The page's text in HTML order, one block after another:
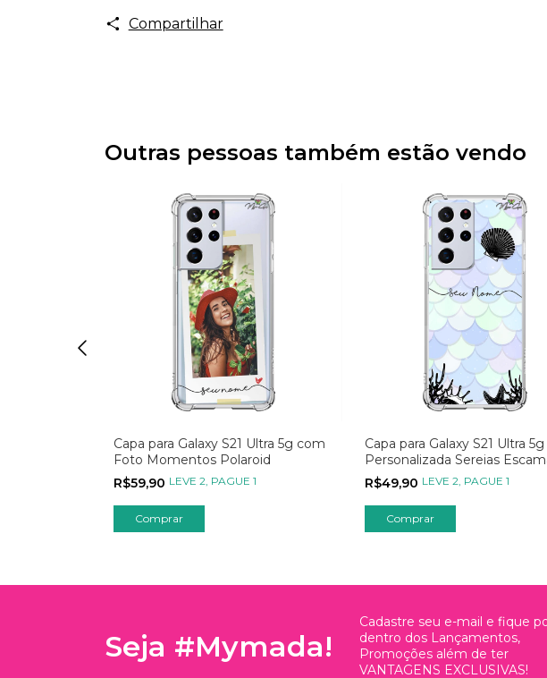
Compartilhar
Outras pessoas também estão vendo
Capa para Galaxy S21 Ultra 5g com
Foto Momentos Polaroid
R$59,90 LEVE 2, PAGUE 1
Capa para Galaxy S21 Ultra 5g
Personalizada Sereias
Azul
R$49,90 LEVE 2, PAGUE 1
Seja #Mymada!
Cadastre seu e-mail e fique
dentro dos Lançamentos,
Promoções além de ter
VANTAGENS EXCLUSIVAS!